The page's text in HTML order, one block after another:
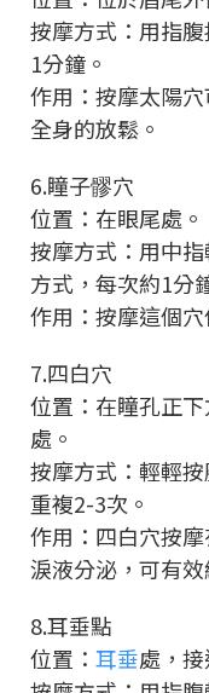
按摩方式：用指
1分鐘。
作用：按摩太陽
全身的放鬆。
6.瞳子髎穴
位置：在眼尾處。
按摩方式：用中
方式，每次約1分
作用：按摩這個
7.四白穴
位置：在瞳孔正
處。
按摩方式：輕輕
重複2-3次。
作用：四白穴按
淚液分泌，可有
8.耳垂點
位置： 耳垂處，